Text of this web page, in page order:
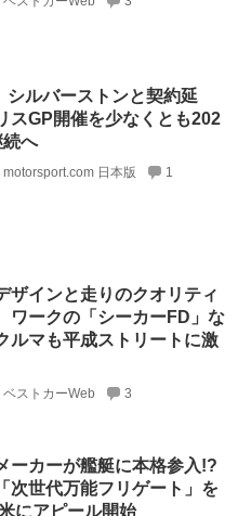
シルバーストンと契約延
スGP開催を少なくとも202
へ
motorsport.com 日本版 1
ザインと走りのクオリティ
ークの「シーカーFD」な
ルマも平成ストリートに激
ベストカーWeb 3
ーカーが艦艇に本格参入!?
次世代万能フリゲート」を
にアピール開始